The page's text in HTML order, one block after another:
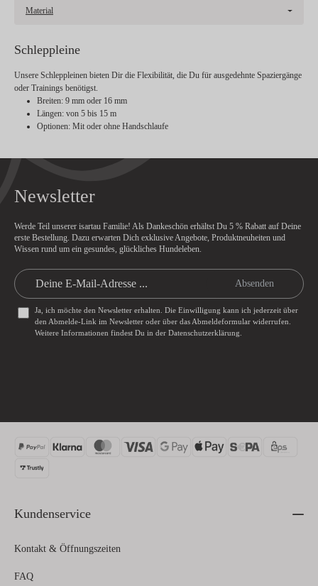
Material
Schleppleine
Unsere Schleppleinen bieten Dir die Flexibilität, die Du für ausgedehnte Spaziergänge
oder Trainings benötigst.
Breiten: 9 mm oder 16 mm
Längen: von 5 bis 15 m
Optionen: Mit oder ohne Handschlaufe
Newsletter
Werde Teil unserer isartau Familie! Als Dankeschön erhältst Du 5 % Rabatt auf Deine
erste Bestellung. Dazu erwarten Dich exklusive Angebote, Produktneuheiten und
Wissen rund um ein gesundes, glückliches Hundeleben.
Absenden
Ja, ich möchte den Newsletter erhalten. Die Einwilligung kann ich jederzeit über
den Abmelde-Link im Newsletter oder über das Abmeldeformularwiderrufen.
Weitere Informationen findest Du in der Datenschutzerklärung
Kundenservice
Kontakt & Öffnungszeiten
FAQ